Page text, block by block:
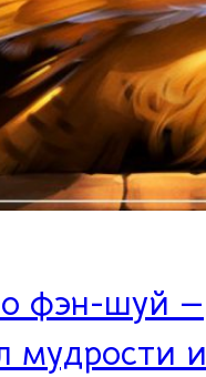
фэн-шуй —
мудрости и